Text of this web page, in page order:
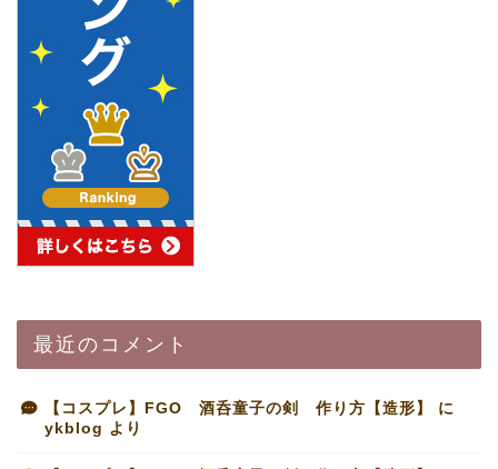
最近のコメント
【コスプレ】FGO 酒呑童子の剣 作り方【造形】
に
ykblog より